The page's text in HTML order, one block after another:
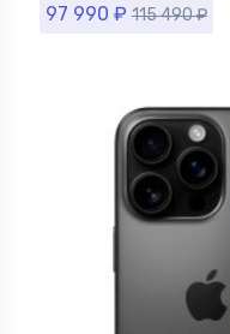
97 990 ₽ 115 490₽